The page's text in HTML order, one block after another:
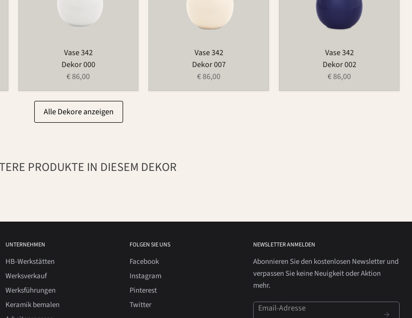
Vase 342
Dekor 000
€ 86,00
Vase 342
Dekor 007
€ 86,00
Vase 342
Dekor 002
€ 86,00
Alle Dekore anzeigen
PRODUKTE IN DIESEM DEKOR
UNTERNEHMEN
HB-Werkstätten
Werksverkauf
Werksführungen
Keramik bemalen
FOLGEN SIE UNS
Facebook
Instagram
Pinterest
Twitter
NEWSLETTER ANMELDEN
Abonnieren Sie den kostenlosen Newsletter und
verpassen Sie keine Neuigkeit oder Aktion
mehr.
Email-Adresse